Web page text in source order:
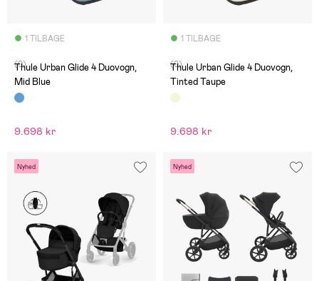
1 TILBAGE
(0)
Thule Urban Glide 4 Duovogn,
Mid Blue
9.698 kr
1 TILBAGE
(0)
Thule Urban Glide 4 Duovogn,
Tinted Taupe
9.698 kr
Nyhed Nyhed